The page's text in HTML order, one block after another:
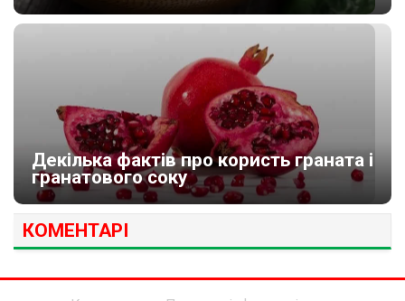
Декілька фактів про користь граната і
гранатового соку
КОМЕНТАРІ